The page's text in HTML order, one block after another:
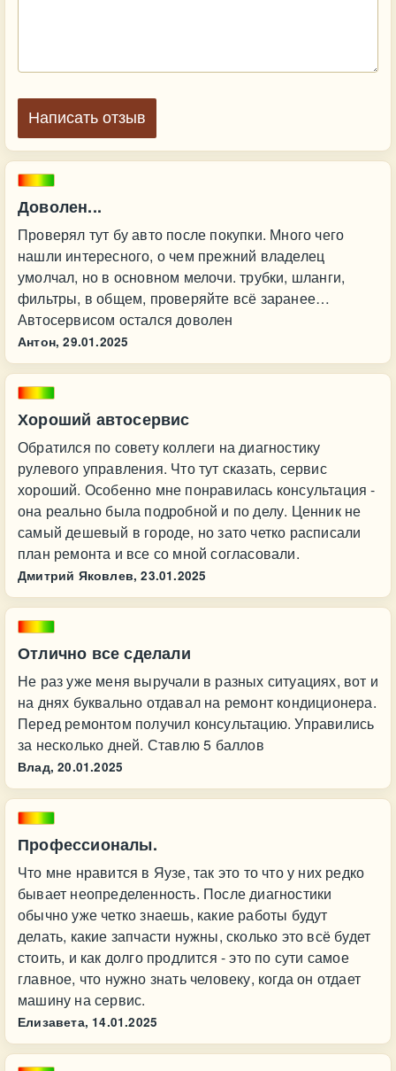
Доволен...
Проверял тут бу авто после покупки. Много чего
нашли интересного, о чем прежний владелец
умолчал, но в основном мелочи. трубки, шланги,
фильтры, в общем, проверяйте всё заранее…
Автосервисом остался доволен
Антон, 29.01.2025
Хороший автосервис
Обратился по совету коллеги на диагностику
рулевого управления. Что тут сказать, сервис
хороший. Особенно мне понравилась консультация -
она реально была подробной и по делу. Ценник не
самый дешевый в городе, но зато четко расписали
план ремонта и все со мной согласовали.
Дмитрий Яковлев, 23.01.2025
Отлично все сделали
Не раз уже меня выручали в разных ситуациях, вот и
на днях буквально отдавал на ремонт кондиционера.
Перед ремонтом получил консультацию. Управились
за несколько дней. Ставлю 5 баллов
Влад, 20.01.2025
Профессионалы.
Что мне нравится в Яузе, так это то что у них редко
бывает неопределенность. После диагностики
обычно уже четко знаешь, какие работы будут
делать, какие запчасти нужны, сколько это всё будет
стоить, и как долго продлится - это по сути самое
главное, что нужно знать человеку, когда он отдает
машину на сервис.
Елизавета, 14.01.2025
Написать отзыв